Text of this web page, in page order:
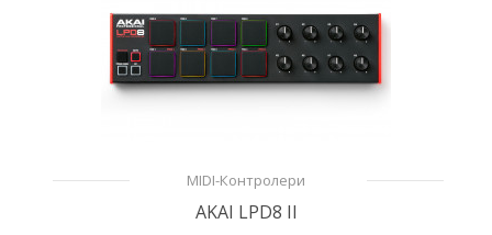
MIDI-Контролери
AKAI LPD8 II